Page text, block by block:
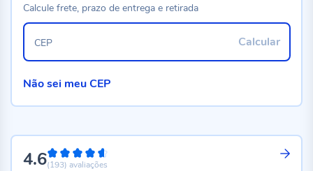
4.692%
(193) avaliações
Calcule frete, prazo de entrega e retirada
Calcular
CEP
Não sei meu CEP